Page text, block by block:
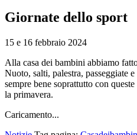
Giornate dello sport
15 e 16 febbraio 2024
Alla casa dei bambini abbiamo
Nuoto, salti, palestra, passeggiate
sempre bene soprattutto con
la primavera.
Caricamento...